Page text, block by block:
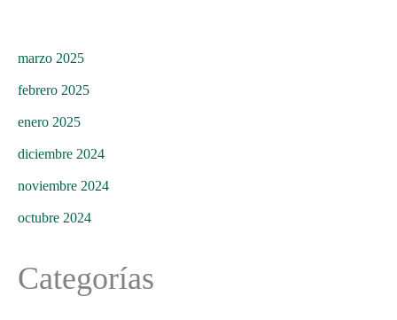
marzo 2025
febrero 2025
enero 2025
diciembre 2024
noviembre 2024
octubre 2024
Categorías